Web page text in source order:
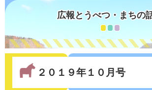
広報とうべつ・まちの
２０１９年１０月号